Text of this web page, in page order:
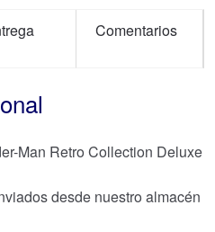
Comentarios
Man Retro Collection Deluxe
desde nuestro almacén